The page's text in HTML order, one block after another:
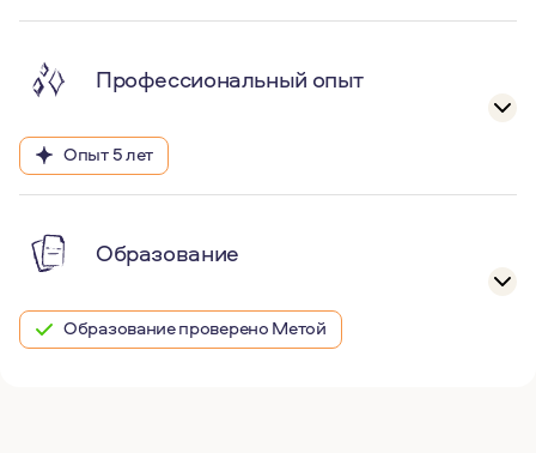
Профессиональный опыт
Опыт 5 лет
Образование
Образование проверено Метой